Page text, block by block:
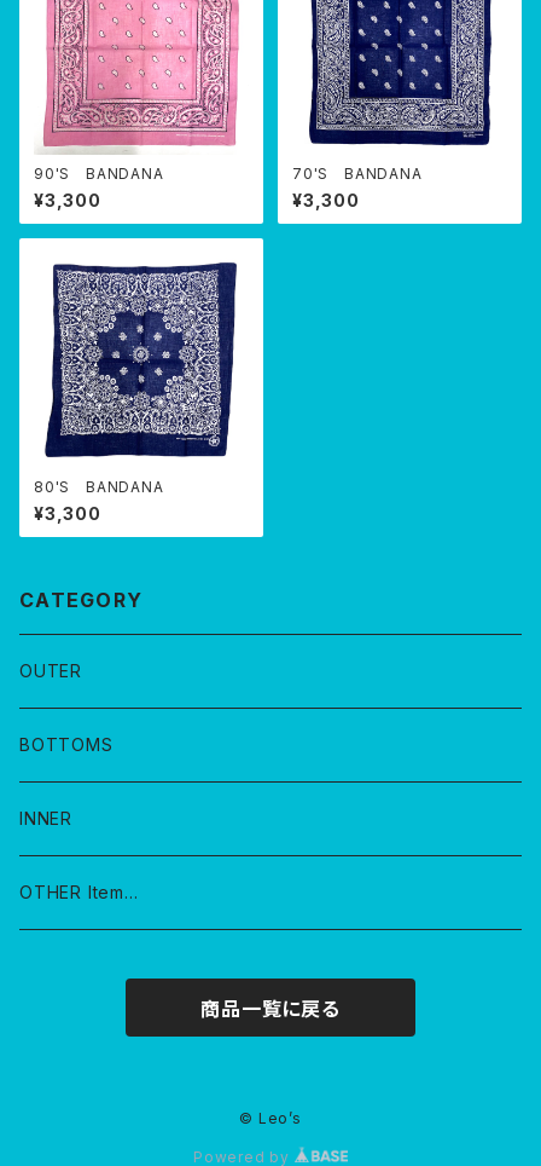
90'S BANDANA
¥3,300
70'S BANDANA
¥3,300
80'S BANDANA
¥3,300
CATEGORY
OUTER
BOTTOMS
INNER
OTHER Item…
商品一覧に戻る
© Leo’s
Powered by